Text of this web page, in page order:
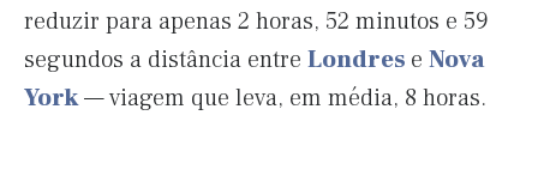
reduzir para apenas 2 horas, 52 minutos e 59
segundos a distância entre Londres e Nova
York— viagem que leva, em média, 8 horas.